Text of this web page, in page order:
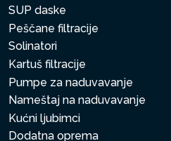
SUP daske
Peščane filtracije
Solinatori
Kartuš filtracije
Pumpe za naduvavanje
Nameštaj na naduvavanje
Kućni ljubimci
Dodatna oprema